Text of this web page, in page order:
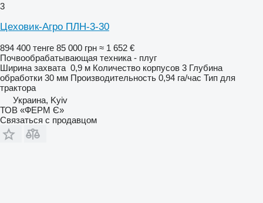
3
Цеховик-Агро ПЛН-3-30
894 400 тенге 85 000 грн ≈ 1 652 €
Почвообрабатывающая техника - плуг
Ширина захвата 0,9 м Количество корпусов 3 Глубина
обработки 30 мм Производительность 0,94 га/час Тип для
трактора
Украина, Kyiv
ТОВ «ФЕРМ Є»
Связаться с продавцом